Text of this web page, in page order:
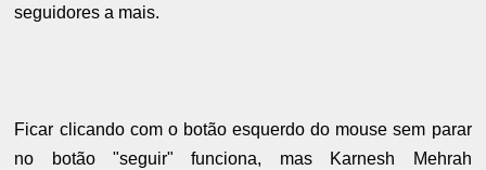
seguidores a mais.
Ficar clicando com o botão esquerdo do mouse sem parar
no botão "seguir" funciona, mas Karnesh Mehrah